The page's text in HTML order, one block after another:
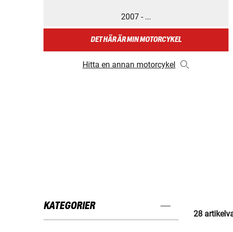
2007 - ...
DET HÄR ÄR MIN MOTORCYKEL
Hitta en annan motorcykel
KATEGORIER
28